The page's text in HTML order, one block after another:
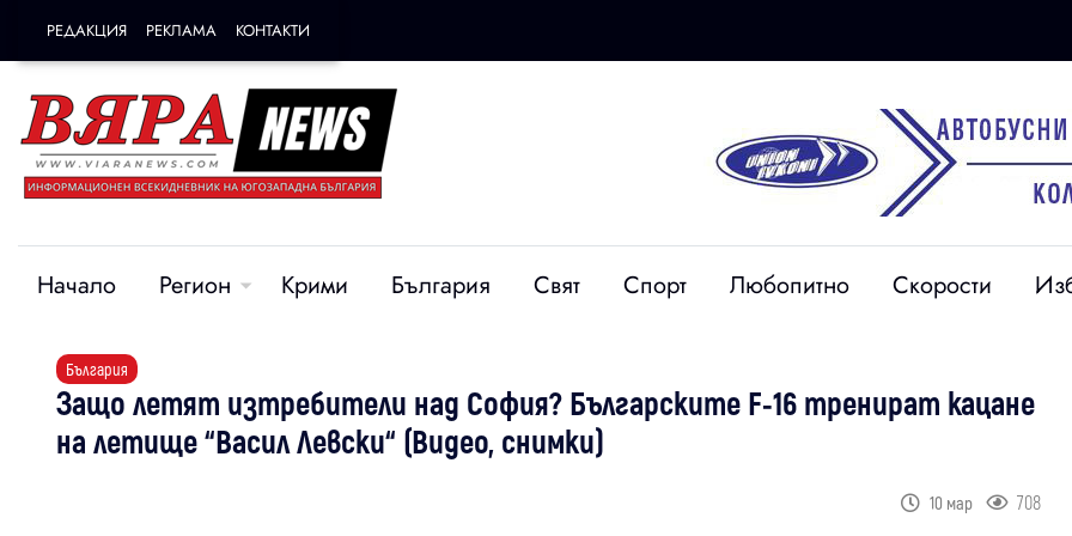
РЕДАКЦИЯ РЕКЛАМА КОНТАКТИ
Начало Регион Крими България Свят Спорт Любопитно Скорости
България
Защо летят изтребители над София? Българските F-16 тренират кацане
на летище “Васил Левски“ (Видео, снимки)
10 мар 708